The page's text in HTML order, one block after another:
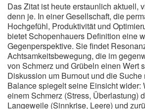
Das Zitat ist heute erstaunlich aktuell,
denn je. In einer Gesellschaft, die
Hochgefühl, Produktivität und
bietet Schopenhauers Definition eine
Gegenperspektive. Sie findet
Achtsamkeitsbewegung, die im
von Schmerz und Grübeln einen Wert
Diskussion um Burnout und die Suche
Balance spiegelt seine Einsicht wider:
einem Schmerz (Stress, Überlastung)
Langeweile (Sinnkrise, Leere) und